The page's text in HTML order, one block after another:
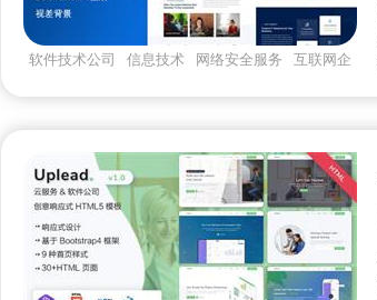
软件技术公司 信息技术 网络安全服务
互联网企